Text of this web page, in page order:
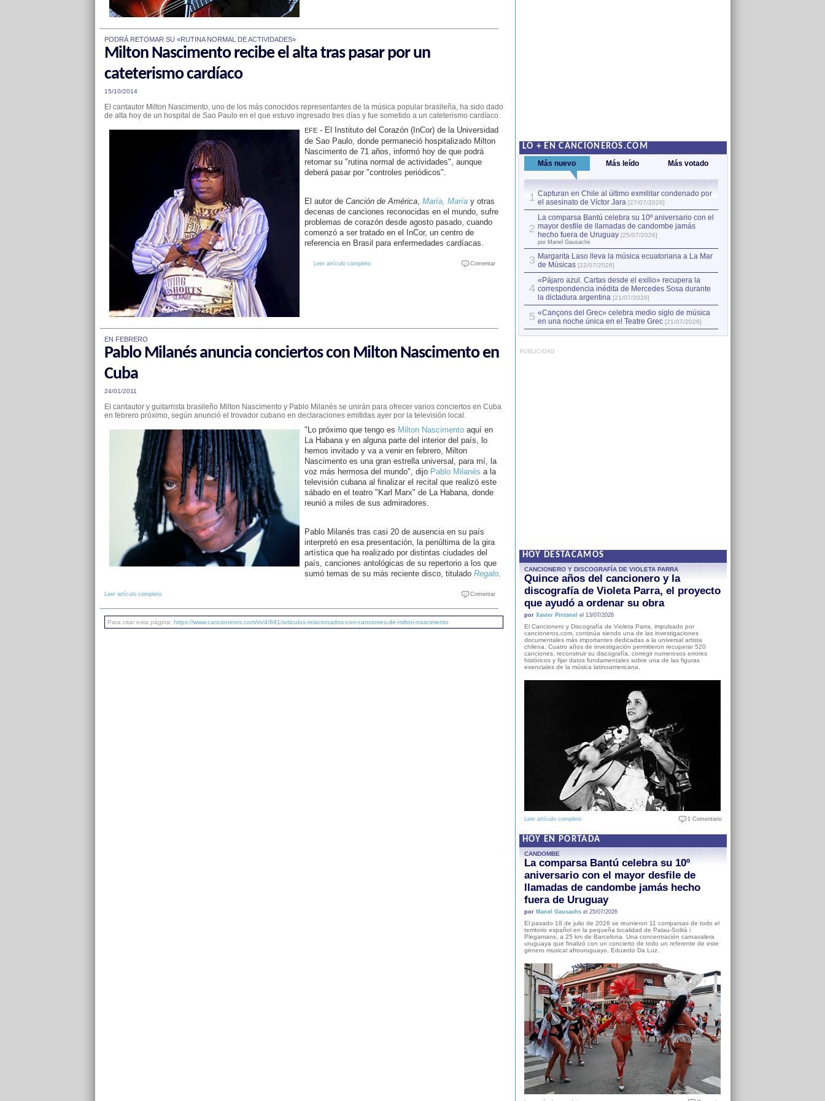
PODRÁ RETOMAR SU «RUTINA NORMAL DE ACTIVIDADES»
Milton Nascimento recibe el alta tras pasar por un
cateterismo cardíaco
15/10/2014
El cantautor Milton Nascimento, uno de los más conocidos representantes de la música popular brasileña, ha sido dado
de alta hoy de un hospital de Sao Paulo en el que estuvo ingresado tres días y fue sometido a un cateterismo cardíaco.
EFE- El Instituto del Corazón (InCor) de la Universidad
de Sao Paulo, donde permaneció hospitalizado Milton
Nascimento de 71 años, informó hoy de que podrá
retomar su "rutina normal de actividades", aunque
deberá pasar por "controles periódicos".
El autor de Canción de América, María, Maríay otras
decenas de canciones reconocidas en el mundo, sufre
problemas de corazón desde agosto pasado, cuando
comenzó a ser tratado en el InCor, un centro de
referencia en Brasil para enfermedades cardíacas.
Leer artículo completo Comentar
EN FEBRERO
Pablo Milanés anuncia conciertos con Milton Nascimento en
Cuba
24/01/2011
El cantautor y guitarrista brasileño Milton Nascimento y Pablo Milanés se unirán para ofrecer varios conciertos en Cuba
en febrero próximo, según anunció el trovador cubano en declaraciones emitidas ayer por la televisión local.
"Lo próximo que tengo es Milton Nascimentoaquí en
La Habana y en alguna parte del interior del país, lo
hemos invitado y va a venir en febrero, Milton
Nascimento es una gran estrella universal, para mí, la
voz más hermosa del mundo", dijo Pablo Milanés a la
televisión cubana al finalizar el recital que realizó este
sábado en el teatro "Karl Marx" de La Habana, donde
reunió a miles de sus admiradores.
Pablo Milanés tras casi 20 de ausencia en su país
interpretó en esa presentación, la penúltima de la gira
artística que ha realizado por distintas ciudades del
país, canciones antológicas de su repertorio a los que
sumó temas de su más reciente disco, titulado Regalo.
Leer artículo completo Comentar
Para citar esta página: https://www.cancioneros.com/in/4/691/articulos-relacionados-con-canciones-de-milton-nascimento
LO + EN CANCIONEROS.COM
Más nuevo Más leído Más votado
1 Capturan en Chile al último exmilitar condenado por
el asesinato de Víctor Jara [27/07/2026]
2
La comparsa Bantú celebra su 10º aniversario con el
mayor desfile de llamadas de candombe jamás
hecho fuera de Uruguay [25/07/2026]
por Manel Gausachs
3 Margarita Laso lleva la música ecuatoriana a La Mar
de Músicas [22/07/2026]
4
«Pájaro azul. Cartas desde el exilio» recupera la
correspondencia inédita de Mercedes Sosa durante
la dictadura argentina [21/07/2026]
5 «Cançons del Grec» celebra medio siglo de música
en una noche única en el Teatre Grec [21/07/2026]
PUBLICIDAD
HOY DESTACAMOS
CANCIONERO Y DISCOGRAFÍA DE VIOLETA PARRA
Quince años del cancionero y la
discografía de Violeta Parra, el proyecto
que ayudó a ordenar su obra
por Xavier Pintanel el 13/07/2026
El Cancionero y Discografía de Violeta Parra, impulsado por
cancioneros.com, continúa siendo una de las investigaciones
documentales más importantes dedicadas a la universal artista
chilena. Cuatro años de investigación permitieron recuperar 520
canciones, reconstruir su discografía, corregir numerosos errores
históricos y fijar datos fundamentales sobre una de las figuras
esenciales de la música latinoamericana.
Leer artículo completo 1 Comentario
HOY EN PORTADA
CANDOMBE
La comparsa Bantú celebra su 10º
aniversario con el mayor desfile de
llamadas de candombe jamás hecho
fuera de Uruguay
por Manel Gausachsel 25/07/2026
El pasado 18 de julio de 2026 se reunieron 11 comparsas de todo el
territorio español en la pequeña localidad de Palau-Solità i
Plegamans, a 25 km de Barcelona. Una concentración carnavalera
uruguaya que finalizó con un concierto de todo un referente de este
género musical afrouruguayo, Eduardo Da Luz.